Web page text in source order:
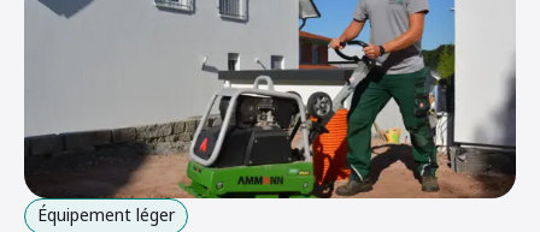
Équipement léger